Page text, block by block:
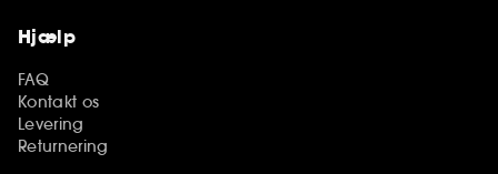
Hjælp
FAQ
Kontakt os
Levering
Returnering